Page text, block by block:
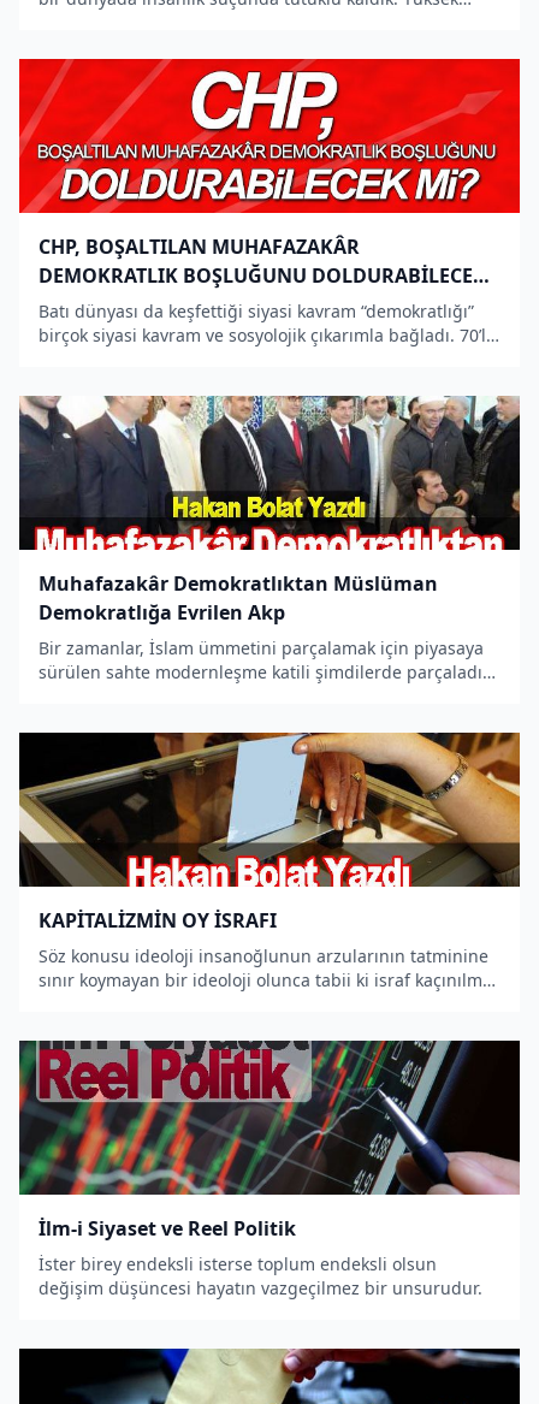
CHP, BOŞALTILAN MUHAFAZAKÂR
DEMOKRATLIK BOŞLUĞUNU DOLDURABİLECEK
Mİ?
Batı dünyası da keşfettiği siyasi kavram “demokratlığı”
birçok siyasi kavram ve sosyolojik çıkarımla bağladı. 70’li
d�
Muhafazakâr Demokratlıktan Müslüman
Demokratlığa Evrilen Akp
Bir zamanlar, İslam ümmetini parçalamak için piyasaya
sürülen sahte modernleşme katili şimdilerde parçaladığı
KAPİTALİZMİN OY İSRAFI
Söz konusu ideoloji insanoğlunun arzularının tatminine
sınır koymayan bir ideoloji olunca tabii ki israf kaçınılmaz
İlm-i Siyaset ve Reel Politik
İster birey endeksli isterse toplum endeksli olsun
değişim düşüncesi hayatın vazgeçilmez bir unsurudur.